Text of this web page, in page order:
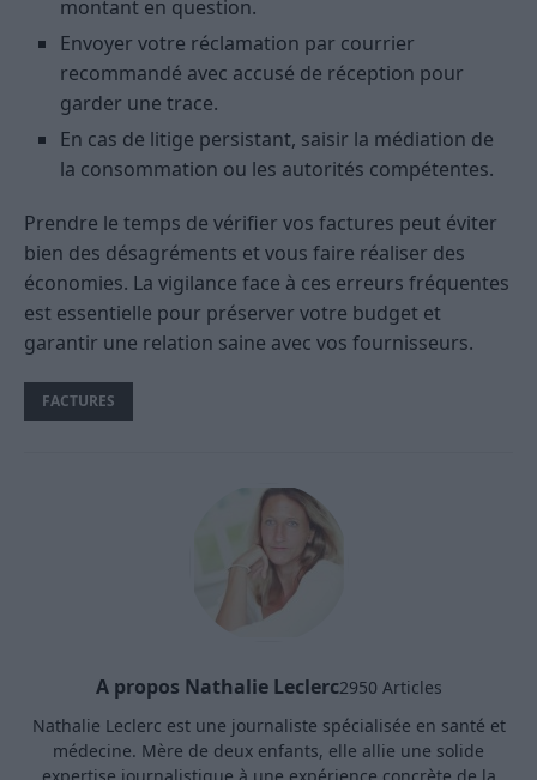
montant en question.
Envoyer votre réclamation par courrier
recommandé avec accusé de réception pour
garder une trace.
En cas de litige persistant, saisir la médiation de
la consommation ou les autorités compétentes.
Prendre le temps de vérifier vos factures peut éviter
bien des désagréments et vous faire réaliser des
économies. La vigilance face à ces erreurs fréquentes
est essentielle pour préserver votre budget et
garantir une relation saine avec vos fournisseurs.
FACTURES
A propos Nathalie Leclerc2950 Articles
Nathalie Leclerc est une journaliste spécialisée en santé et
médecine. Mère de deux enfants, elle allie une solide